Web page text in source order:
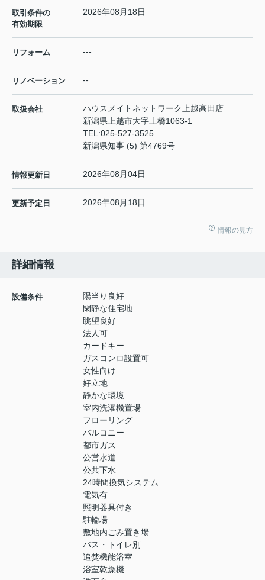
取引条件の
有効期限
2026年08月18日
リフォーム ---
リノベーション --
取扱会社
ハウスメイトネットワーク上越高田店
新潟県上越市大字土橋1063-1
TEL:025-527-3525
新潟県知事 (5) 第4769号
情報更新日 2026年08月04日
更新予定日 2026年08月18日
情報の見方
詳細情報
設備条件
陽当り良好
閑静な住宅地
眺望良好
法人可
カードキー
ガスコンロ設置可
女性向け
好立地
静かな環境
室内洗濯機置場
フローリング
バルコニー
都市ガス
公営水道
公共下水
24時間換気システム
電気有
照明器具付き
駐輪場
敷地内ごみ置き場
バス・トイレ別
追焚機能浴室
浴室乾燥機